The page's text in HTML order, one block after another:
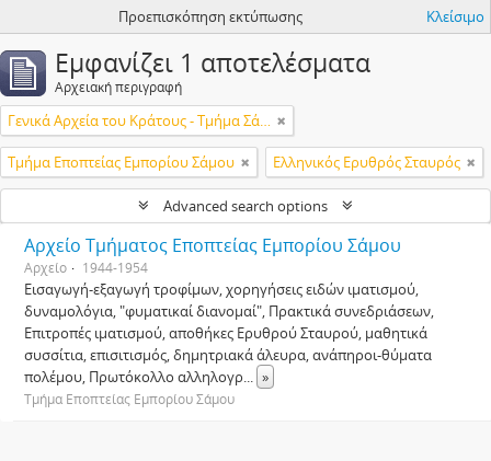
Προεπισκόπηση εκτύπωσης Κλείσιμο
Εμφανίζει 1 αποτελέσματα
Αρχειακή περιγραφή
Γενικά Αρχεία του Κράτους - Τμήμα Σάμου
Τμήμα Εποπτείας Εμπορίου Σάμου Ελληνικός Ερυθρός Σταυρός
Advanced search options
Αρχείο Τμήματος Εποπτείας Εμπορίου Σάμου
Αρχείο 1944-1954
Εισαγωγή-εξαγωγή τροφίμων, χορηγήσεις ειδών ιματισμού,
δυναμολόγια, "φυματικαί διανομαί", Πρακτικά συνεδριάσεων,
Επιτροπές ιματισμού, αποθήκες Ερυθρού Σταυρού, μαθητικά
συσσίτια, επισιτισμός, δημητριακά άλευρα, ανάπηροι-θύματα
πολέμου, Πρωτόκολλο αλληλογρ... »
Τμήμα Εποπτείας Εμπορίου Σάμου